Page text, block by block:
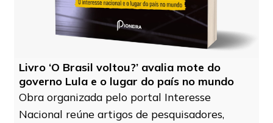
Livro ‘O Brasil voltou?’ avalia mote do
governo Lula e o lugar do país no mundo
Obra organizada pelo portal Interesse
Nacional reúne artigos de pesquisadores,